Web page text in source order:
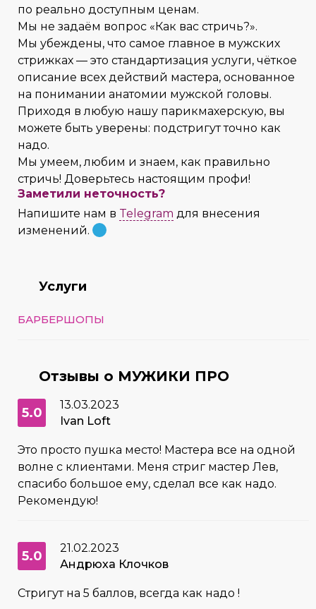
по реально доступным ценам.
Мы не задаём вопрос «Как вас стричь?».
Мы убеждены, что самое главное в мужских
стрижках — это стандартизация услуги, чёткое
описание всех действий мастера, основанное
на понимании анатомии мужской головы.
Приходя в любую нашу парикмахерскую, вы
можете быть уверены: подстригут точно как
надо.
Мы умеем, любим и знаем, как правильно
стричь! Доверьтесь настоящим профи!
Заметили неточность?
Напишите нам в Telegram для внесения
изменений.
Услуги
БАРБЕРШОПЫ
Отзывы о МУЖИКИ ПРО
5.0
13.03.2023
Ivan Loft
Это просто пушка место! Мастера все на одной
волне с клиентами. Меня стриг мастер Лев,
спасибо большое ему, сделал все как надо.
Рекомендую!
5.0
21.02.2023
Андрюха Клочков
Стригут на 5 баллов, всегда как надо !